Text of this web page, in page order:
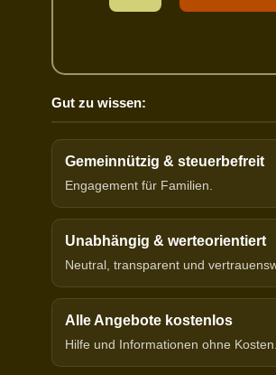
Gut zu wissen:
Gemeinnützig & steuerbefreit
Engagement für Familien.
Unabhängig & werteorientiert
Neutral, transparent und
Alle Angebote kostenlos
Hilfe und Informationen ohne Kosten.